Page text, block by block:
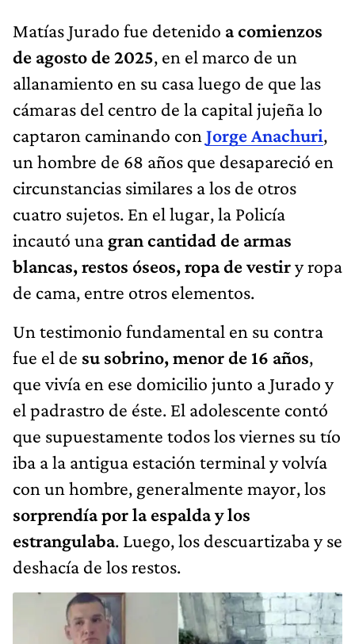
Matías Jurado fue detenido a comienzos
de agosto de 2025, en el marco de un
allanamiento en su casa luego de que las
cámaras del centro de la capital jujeña lo
captaron caminando con Jorge Anachuri,
un hombre de 68 años que desapareció en
circunstancias similares a los de otros
cuatro sujetos. En el lugar, la Policía
incautó una gran cantidad de armas
blancas, restos óseos, ropa de vestiry ropa
de cama, entre otros elementos.
Un testimonio fundamental en su contra
fue el de su sobrino, menor de 16 años,
que vivía en ese domicilio junto a Jurado y
el padrastro de éste. El adolescente contó
que supuestamente todos los viernes su tío
iba a la antigua estación terminal y volvía
con un hombre, generalmente mayor, los
sorprendía por la espalda y los
estrangulaba. Luego, los descuartizaba y se
deshacía de los restos.